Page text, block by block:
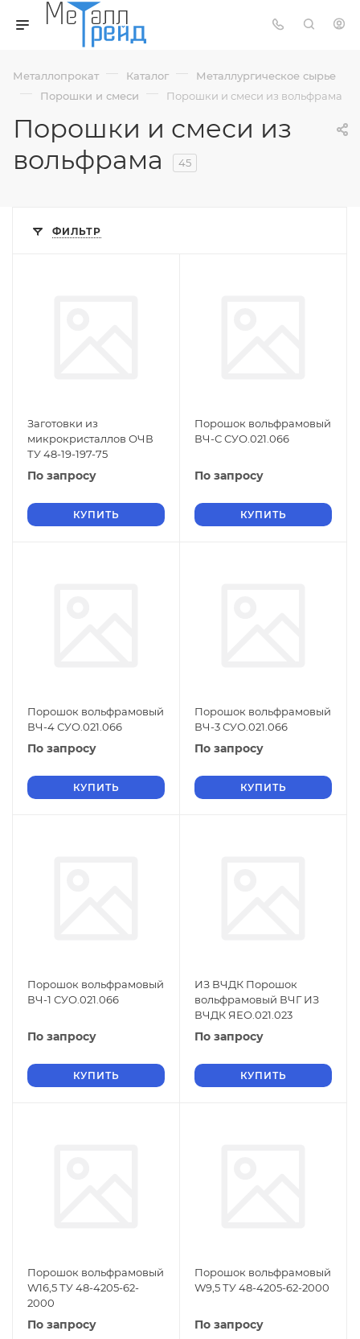
Металлопрокат — Каталог — Металлургическое сырье
— Порошки и смеси — Порошки и смеси из вольфрама
Порошки и смеси из
вольфрама
45
ФИЛЬТР
Заготовки из
микрокристаллов ОЧВ
ТУ 48-19-197-75
По запросу
КУПИТЬ
Порошок вольфрамовый
ВЧ-С СУО.021.066
По запросу
КУПИТЬ
Порошок вольфрамовый
ВЧ-4 СУО.021.066
По запросу
КУПИТЬ
Порошок вольфрамовый
ВЧ-3 СУО.021.066
По запросу
КУПИТЬ
Порошок вольфрамовый
ВЧ-1 СУО.021.066
По запросу
КУПИТЬ
ИЗ ВЧДК Порошок
вольфрамовый ВЧГ ИЗ
ВЧДК ЯЕО.021.023
По запросу
КУПИТЬ
Порошок вольфрамовый
W16,5 ТУ 48-4205-62-
2000
По запросу
Порошок вольфрамовый
W9,5 ТУ 48-4205-62-2000
По запросу